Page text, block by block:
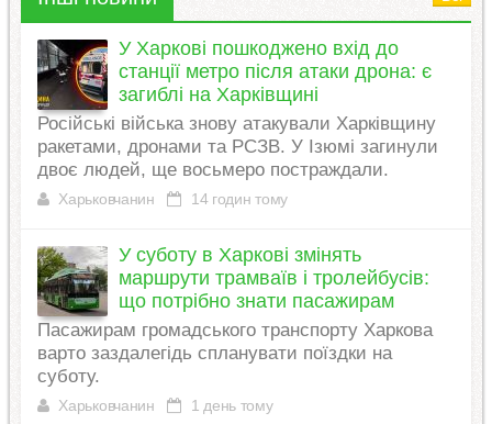
У Харкові пошкоджено вхід до
станції метро після атаки дрона: є
загиблі на Харківщині
Російські війська знову атакували Харківщину
ракетами, дронами та РСЗВ. У Ізюмі загинули
двоє людей, ще восьмеро постраждали.
Харьковчанин 14 годин тому
У суботу в Харкові змінять
маршрути трамваїв і тролейбусів:
що потрібно знати пасажирам
Пасажирам громадського транспорту Харкова
варто заздалегідь спланувати поїздки на
суботу.
Харьковчанин 1 день тому